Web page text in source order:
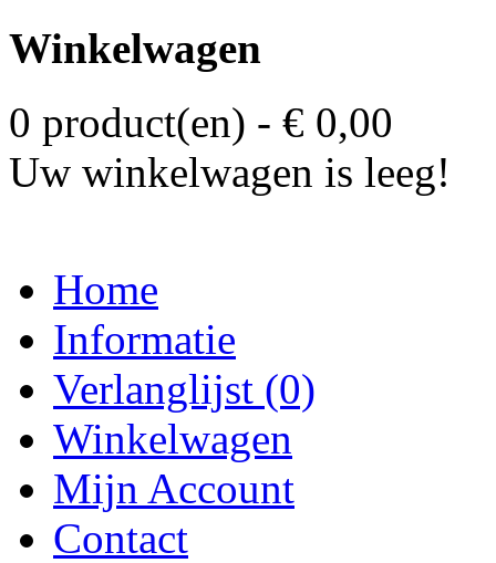
Winkelwagen
0 product(en) - € 0,00
Uw winkelwagen is leeg!
Home
Informatie
Verlanglijst (0)
Winkelwagen
Mijn Account
Contact